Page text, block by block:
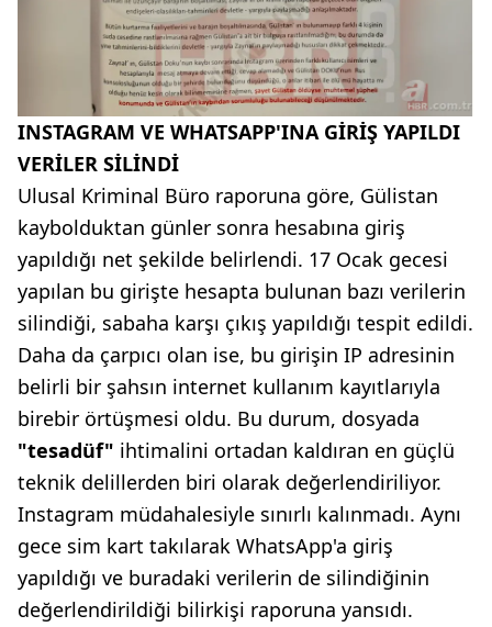
INSTAGRAM VE WHATSAPP'INA GİRİŞ YAPILDI
VERİLER SİLİNDİ
Ulusal Kriminal Büro raporuna göre, Gülistan
kaybolduktan günler sonra hesabına giriş
yapıldığı net şekilde belirlendi. 17 Ocak gecesi
yapılan bu girişte hesapta bulunan bazı verilerin
silindiği, sabaha karşı çıkış yapıldığı tespit edildi.
Daha da çarpıcı olan ise, bu girişin IP adresinin
belirli bir şahsın internet kullanım kayıtlarıyla
birebir örtüşmesi oldu. Bu durum, dosyada
"tesadüf" ihtimalini ortadan kaldıran en güçlü
teknik delillerden biri olarak değerlendiriliyor.
Instagram müdahalesiyle sınırlı kalınmadı. Aynı
gece sim kart takılarak WhatsApp'a giriş
yapıldığı ve buradaki verilerin de silindiğinin
değerlendirildiği bilirkişi raporuna yansıdı.